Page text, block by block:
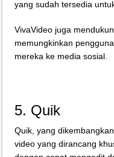
yang sudah tersedia
VivaVideo juga
memungkinkan
mereka ke media sosial.
5. Quik
Quik, yang
video yang dirancang